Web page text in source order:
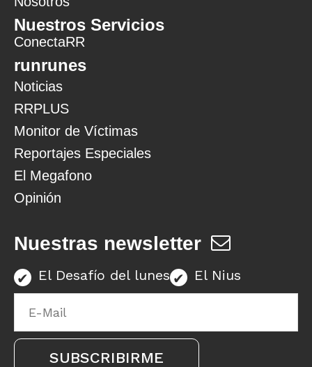
Nuestros Servicios
ConectaRR
runrunes
Noticias
RRPLUS
Monitor de Víctimas
Reportajes Especiales
El Megafono
Opinión
Nuestras newsletter
El Desafío del lunes El Nius